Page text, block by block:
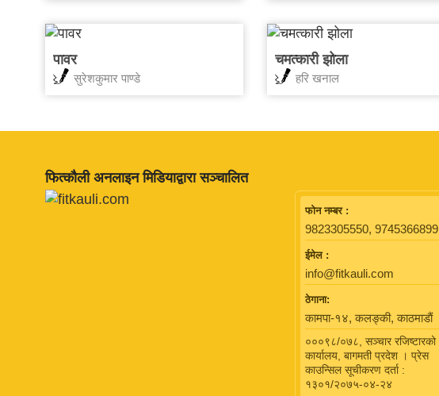
पावर
सुरेशकुमार पाण्डे
चमत्कारी झोला
हरि खनाल
फित्काैली अनलाइन मिडियाद्वारा सञ्चालित
फाेन नम्बर :
9823305550, 9745366899
ईमेल :
info@fitkauli.com
ठेगाना:
कामपा-१४, कलङ्की, काठमाडाैं
०००९८/०७८, सञ्चार रजिष्टारको
कार्यालय, बागमती प्रदेश । प्रेस
काउन्सिल सूचीकरण दर्ता :
१३०१/२०७५-०४-२४